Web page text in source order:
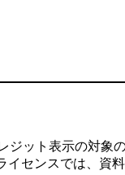
ット表示の対象
センスでは、